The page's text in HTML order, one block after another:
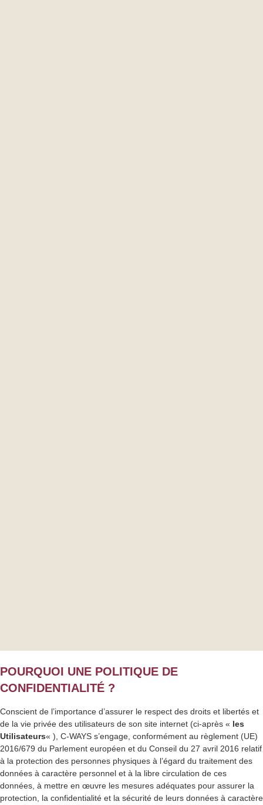
POURQUOI UNE POLITIQUE DE
CONFIDENTIALITÉ ?
Conscient de l’importance d’assurer le respect des droits et libertés et
de la vie privée des utilisateurs de son site internet (ci-après « les
Utilisateurs« ), C-WAYS s’engage, conformément au règlement (UE)
2016/679 du Parlement européen et du Conseil du 27 avril 2016 relatif
à la protection des personnes physiques à l’égard du traitement des
données à caractère personnel et à la libre circulation de ces
données, à mettre en œuvre les mesures adéquates pour assurer la
protection, la confidentialité et la sécurité de leurs données à caractère